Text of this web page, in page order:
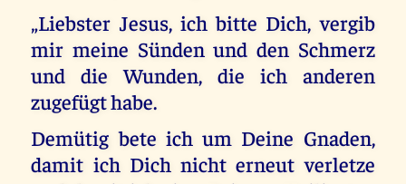
„Liebster Jesus, ich bitte Dich, vergib
mir meine Sünden und den Schmerz
und die Wunden, die ich anderen
zugefügt habe.
Demütig bete ich um Deine Gnaden,
damit ich Dich nicht erneut verletze